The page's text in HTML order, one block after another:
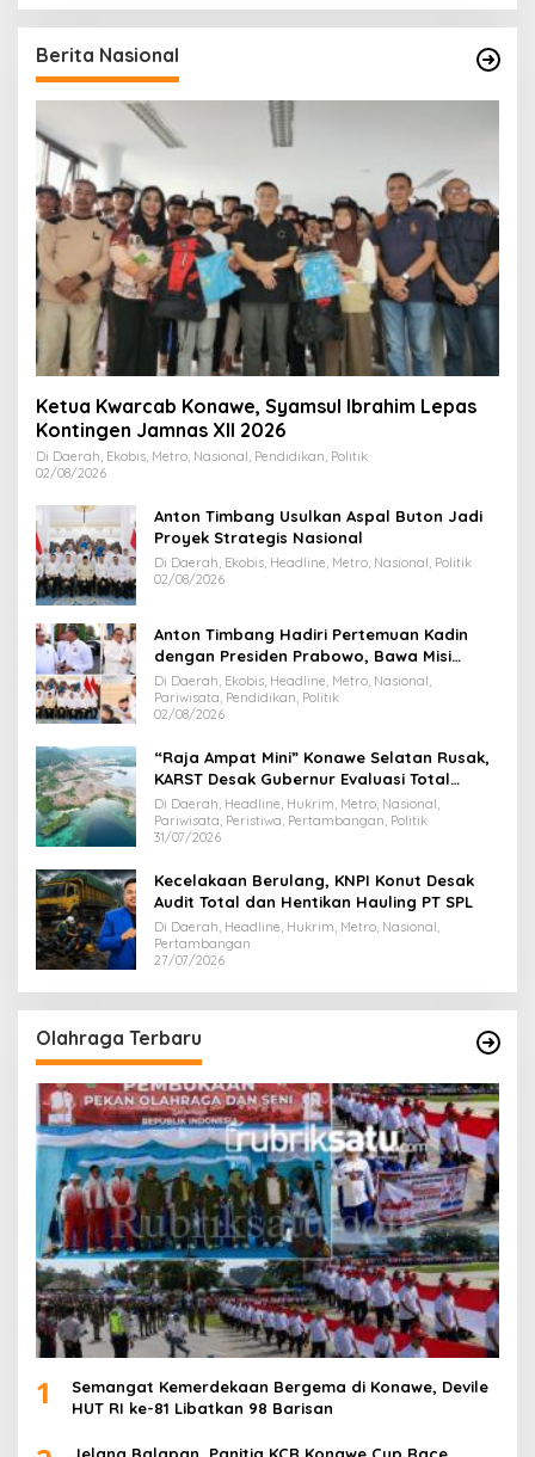
Berita Nasional
Ketua Kwarcab Konawe, Syamsul Ibrahim Lepas
Kontingen Jamnas XII 2026
Di Daerah, Ekobis, Metro, Nasional, Pendidikan, Politik
02/08/2026
Anton Timbang Usulkan Aspal Buton Jadi
Proyek Strategis Nasional
Di Daerah, Ekobis, Headline, Metro, Nasional, Politik
02/08/2026
Anton Timbang Hadiri Pertemuan Kadin
dengan Presiden Prabowo, Bawa Misi
Majukan Ekonomi Sultra
Di Daerah, Ekobis, Headline, Metro, Nasional,
Pariwisata, Pendidikan, Politik
02/08/2026
“Raja Ampat Mini” Konawe Selatan Rusak,
KARST Desak Gubernur Evaluasi Total
Dispar Sultra
Di Daerah, Headline, Hukrim, Metro, Nasional,
Pariwisata, Peristiwa, Pertambangan, Politik
31/07/2026
Kecelakaan Berulang, KNPI Konut Desak
Audit Total dan Hentikan Hauling PT SPL
Di Daerah, Headline, Hukrim, Metro, Nasional,
Pertambangan
27/07/2026
Olahraga Terbaru
1
Semangat Kemerdekaan Bergema di Konawe, Devile
HUT RI ke-81 Libatkan 98 Barisan